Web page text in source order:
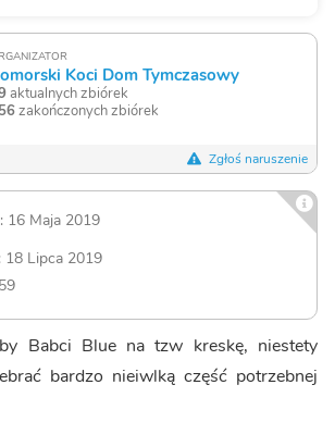
Koci Dom Tymczasowy
aktualnych zbiórek
zakończonych zbiórek
Zgłoś naruszenie
16 Maja 2019
18 Lipca 2019
Babci Blue na tzw kreskę, niestety
bardzo nieiwlką część potrzebnej